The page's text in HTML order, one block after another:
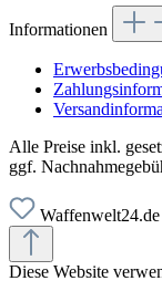
Informationen
Alle Preise inkl.
ggf.
Waffenwelt24.de
Diese Website